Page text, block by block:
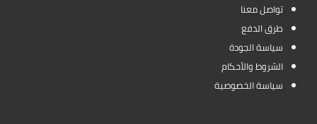
تواصل معنا
طرق الدفع
سياسة الجودة
الشروط والأحكام
سياسة الخصوصية